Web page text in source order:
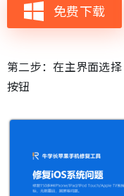
免费下载
第二步：在主界面选
按钮